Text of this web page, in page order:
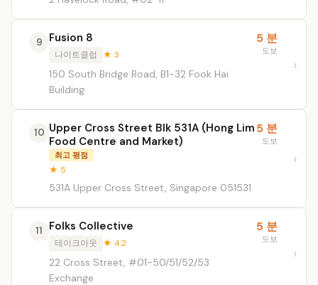
9 Fusion 8
나이트클럽 ★ 3
150 South Bridge Road, B1-32 Fook Hai
Building
5 분
도보
10 Upper Cross Street Blk 531A (Hong Lim
Food Centre and Market)
최고 평점
★ 5
531A Upper Cross Street, Singapore 051531
5 분
도보
11 Folks Collective
테이크아웃 ★ 4.2
22 Cross Street, #01-50/51/52/53
Exchange
5 분
도보